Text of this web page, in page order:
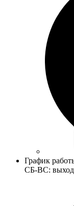
График
СБ-ВС: